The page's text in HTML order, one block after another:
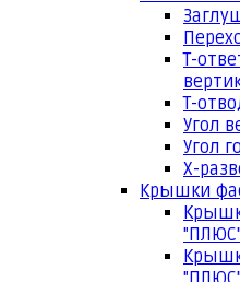
Т-
Т-
Угол
Угол
Х-
Крышки
"ПЛЮС"